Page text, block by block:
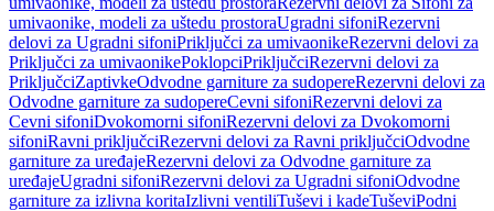
umivaonike, modeli za uštedu prostoraUgradni sifoniRezervni
delovi za Ugradni sifoniPriključci za umivaonikeRezervni delovi za
Priključci za umivaonikePoklopciPriključciRezervni delovi za
PriključciZaptivkeOdvodne garniture za sudopereRezervni delovi za
Odvodne garniture za sudopereCevni sifoniRezervni delovi za
Cevni sifoniDvokomorni sifoniRezervni delovi za Dvokomorni
sifoniRavni priključciRezervni delovi za Ravni priključciOdvodne
garniture za uređajeRezervni delovi za Odvodne garniture za
uređajeUgradni sifoniRezervni delovi za Ugradni sifoniOdvodne
garniture za izlivna koritaIzlivni ventiliTuševi i kadeTuševiPodni